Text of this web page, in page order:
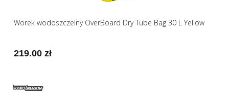
Worek wodoszczelny OverBoard Dry Tube Bag 30 L Yellow
219.00 zł